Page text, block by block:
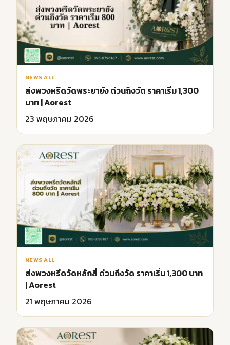
NEWS ALL
ส่งพวงหรีดวัดพระยายัง ด่วนถึงวัด ราคาเริ่ม 1,300
บาท | Aorest
23 พฤษภาคม 2026
NEWS ALL
ส่งพวงหรีดวัดหลักสี่ ด่วนถึงวัด ราคาเริ่ม 1,300 บาท
| Aorest
21 พฤษภาคม 2026